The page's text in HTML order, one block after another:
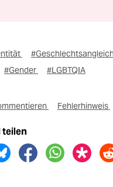
#Gender #LGBTQIA
Fehlerhinweis
teilen